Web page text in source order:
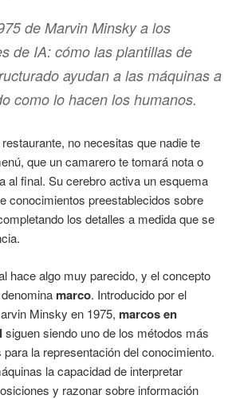
de Marvin Minsky a los
de IA: cómo las plantillas de
ayudan a las máquinas a
como lo hacen los humanos.
no necesitas que nadie te
que un camarero te tomará nota o
al final. Su cerebro activa un esquema
conocimientos preestablecidos sobre
los detalles a medida que se
hace algo muy parecido, y el concepto
marco. Introducido por el
Minsky en 1975, marcos en
siguen siendo uno de los métodos más
la representación del conocimiento.
la capacidad de interpretar
y razonar sobre información